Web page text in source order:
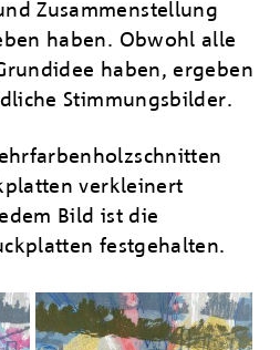
Zusammenstellung
haben. Obwohl alle
haben, ergeben
Stimmungsbilder.
verkleinert
Bild ist die
festgehalten.